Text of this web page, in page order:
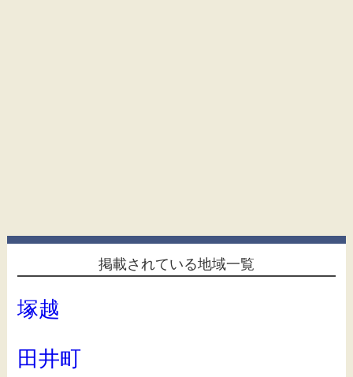
掲載されている地域一覧
塚越
田井町